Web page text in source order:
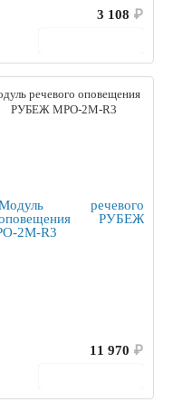
3 108 ₽
речевого оповещения
РУБЕЖ МРО-2М-R3
11 970 ₽